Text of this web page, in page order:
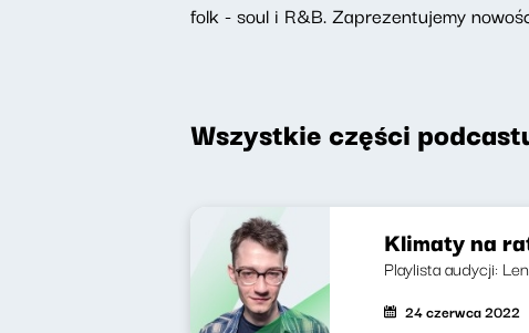
folk - soul i R&B. Zaprezentujemy
Wszystkie części
Klimaty na
Playlista audycji:
24 czerwca 2022